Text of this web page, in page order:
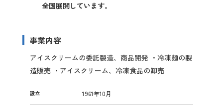
全国展開しています。
事業内容
アイスクリームの委託製造、商品開発 ・冷凍麺の製
造販売 ・アイスクリーム、冷凍食品の卸売
設立 1961年10月